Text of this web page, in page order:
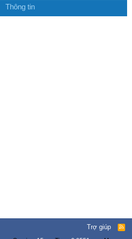
Thông tin
Trợ giúp
R